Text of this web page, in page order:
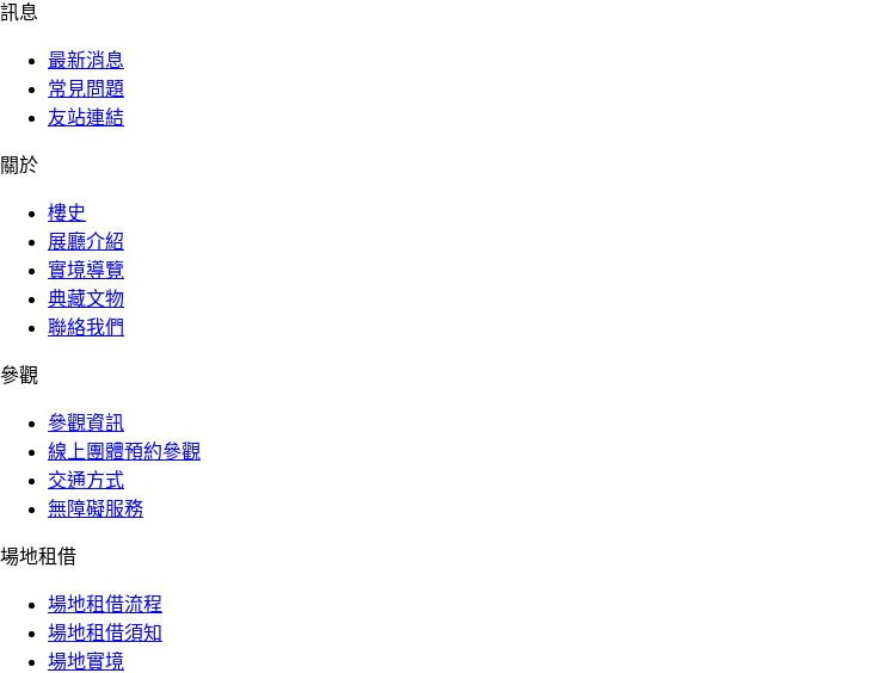
訊息
最新消息
常見問題
友站連結
關於
樓史
展廳介紹
實境導覽
典藏文物
聯絡我們
參觀
參觀資訊
線上團體預約參觀
交通方式
無障礙服務
場地租借
場地租借流程
場地租借須知
場地實境